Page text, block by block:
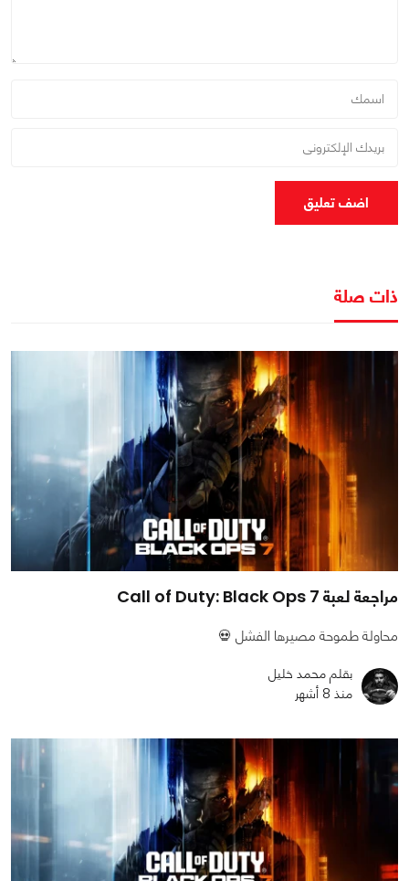
اضف تعليق
ذات صلة
مراجعة لعبة Call of Duty: Black Ops 7
محاولة طموحة مصيرها الفشل 💀
بقلم محمد خليل
منذ 8 أشهر